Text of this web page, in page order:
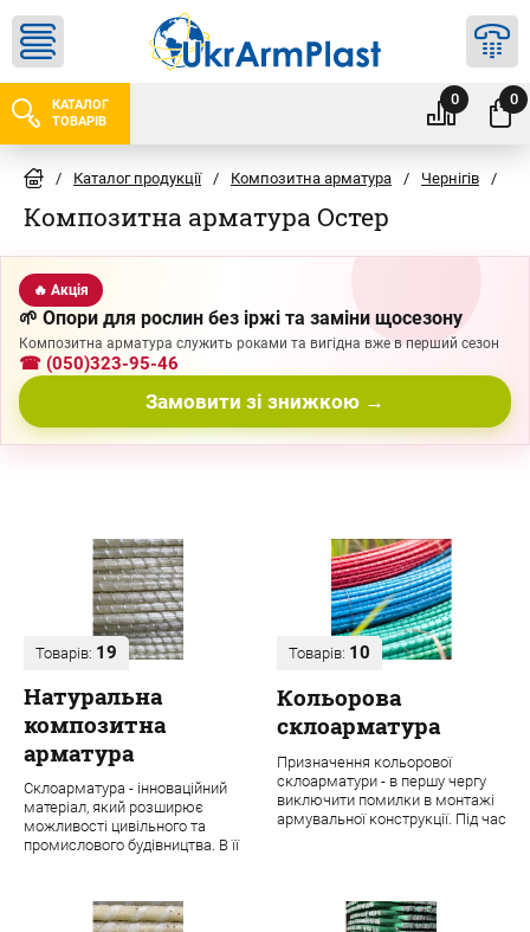
КАТАЛОГ
ТОВАРІВ
0 0
/ Каталог продукції / Композитна арматура / Чернігів /
Композитна арматура Остер
🔥 Акція
🌱 Опори для рослин без іржі та заміни щосезону
Композитна арматура служить роками та вигідна вже в перший сезон
☎ (050)323-95-46
Замовити зі знижкою →
Товарів: 19
Натуральна
композитна
арматура
Склоарматура - інноваційний
матеріал, який розширює
можливості цивільного та
промислового будівництва. В її
Товарів: 10
Кольорова
склоарматура
Призначення кольорової
склоарматури - в першу чергу
виключити помилки в монтажі
армувальної конструкції. Під час